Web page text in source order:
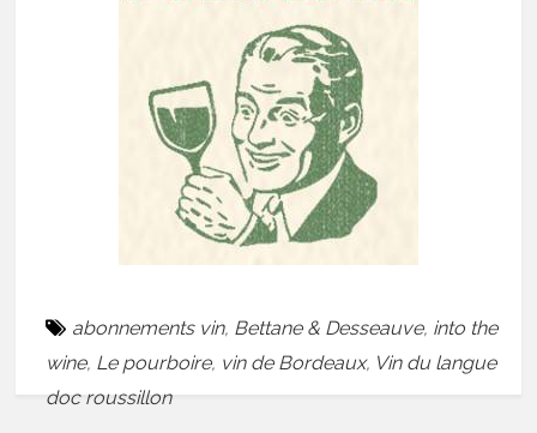
abonnements vin, Bettane & Desseauve, into the
wine, Le pourboire, vin de Bordeaux, Vin du langue
doc roussillon